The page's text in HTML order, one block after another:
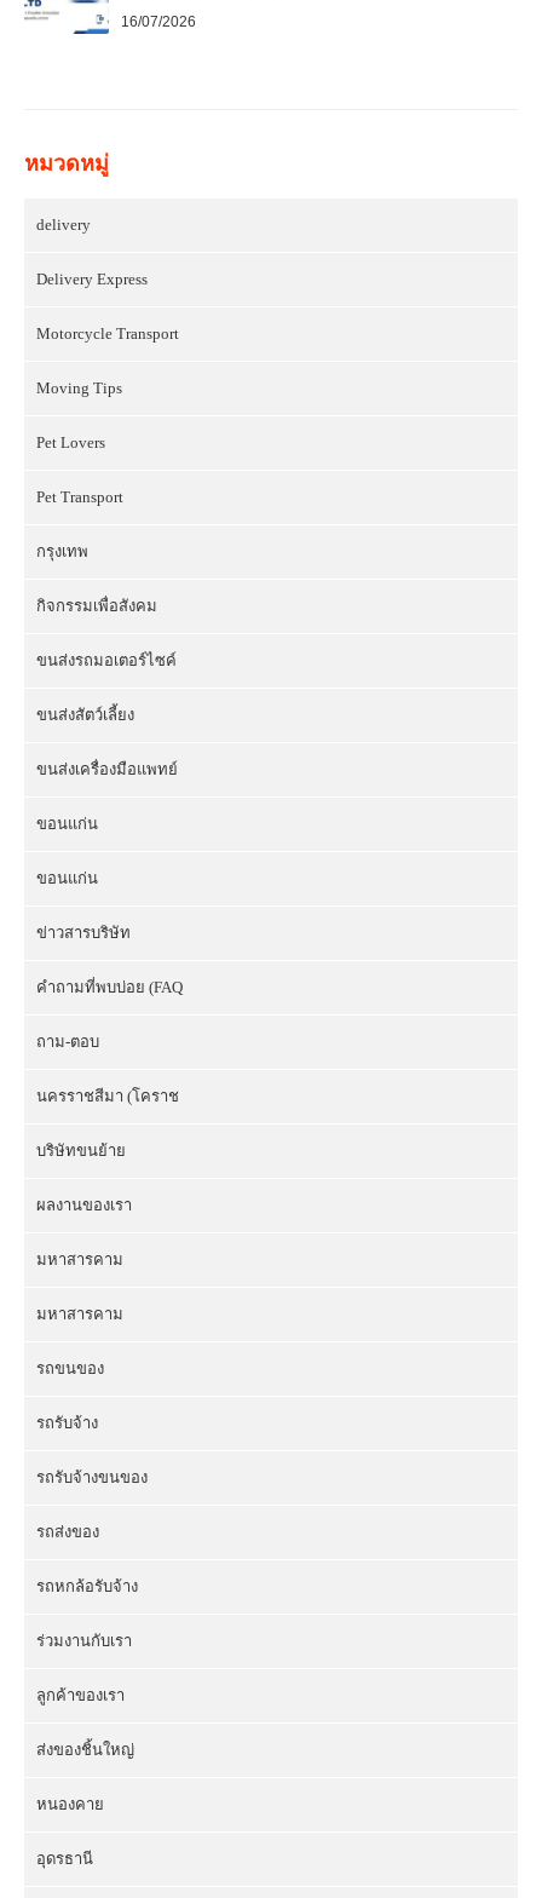
16/07/2026
หมวดหมู่
delivery
Delivery Express
Motorcycle Transport
Moving Tips
Pet Lovers
Pet Transport
กรุงเทพ
กิจกรรมเพื่อสังคม
ขนส่งรถมอเตอร์ไซค์
ขนส่งสัตว์เลี้ยง
ขนส่งเครื่องมือแพทย์
ขอนแก่น
ขอนแก่น
ข่าวสารบริษัท
คำถามที่พบบ่อย (FAQ
ถาม-ตอบ
นครราชสีมา (โคราช
บริษัทขนย้าย
ผลงานของเรา
มหาสารคาม
มหาสารคาม
รถขนของ
รถรับจ้าง
รถรับจ้างขนของ
รถส่งของ
รถหกล้อรับจ้าง
ร่วมงานกับเรา
ลูกค้าของเรา
ส่งของชิ้นใหญ่
หนองคาย
อุดรธานี